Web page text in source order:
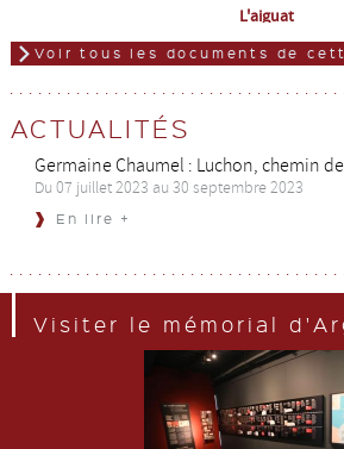
L'aiguat
Voir tous les documents de
ACTUALITÉS
Germaine Chaumel : Luchon, chemin
Du 07 juillet 2023 au 30 septembre 2023
En lire +
Visiter le mémorial